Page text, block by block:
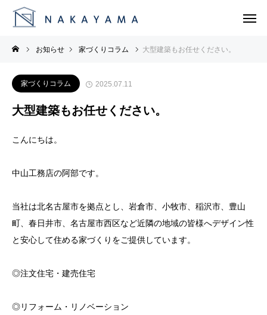
お知らせ 家づくりコラム 大型建築もお任せください。
家づくりコラム 2025.07.11
大型建築もお任せください。
こんにちは。
中山工務店の阿部です。
当社は北名古屋市を拠点とし、岩倉市、小牧市、稲沢市、豊山
町、春日井市、名古屋市西区など近隣の地域の皆様へデザイン性
と安心して住める家づくりをご提供しています。
◎注文住宅・建売住宅
◎リフォーム・リノベーション